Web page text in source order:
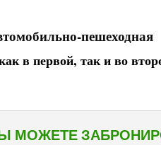
пешеходная
в первой, так и во
МОЖЕТЕ